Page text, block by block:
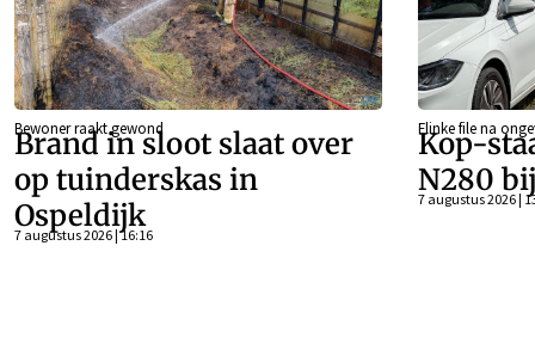
Bewoner raakt gewond
Brand in sloot slaat over
op tuinderskas in
Ospeldijk
7 augustus 2026 | 16:16
Flinke file na
Kop-
N280
7 augustus 2026 |